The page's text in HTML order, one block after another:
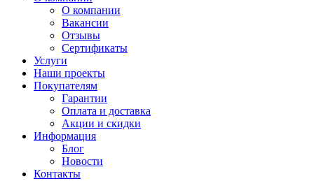
О компании
Вакансии
Отзывы
Сертификаты
Услуги
Наши проекты
Покупателям
Гарантии
Оплата и доставка
Акции и скидки
Информация
Блог
Новости
Контакты